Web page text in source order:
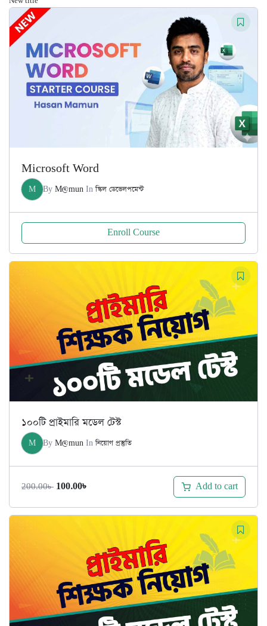
Microsoft Word
M By M@mun Inস্কিল ডেভেলপমেন্ট
Enroll Course
১০০টি প্রাইমারি মডেল টেস্ট
M By M@mun Inনিয়োগ প্রস্তুতি
200.00৳ Original
was:
100.00৳
is:
Add to cart